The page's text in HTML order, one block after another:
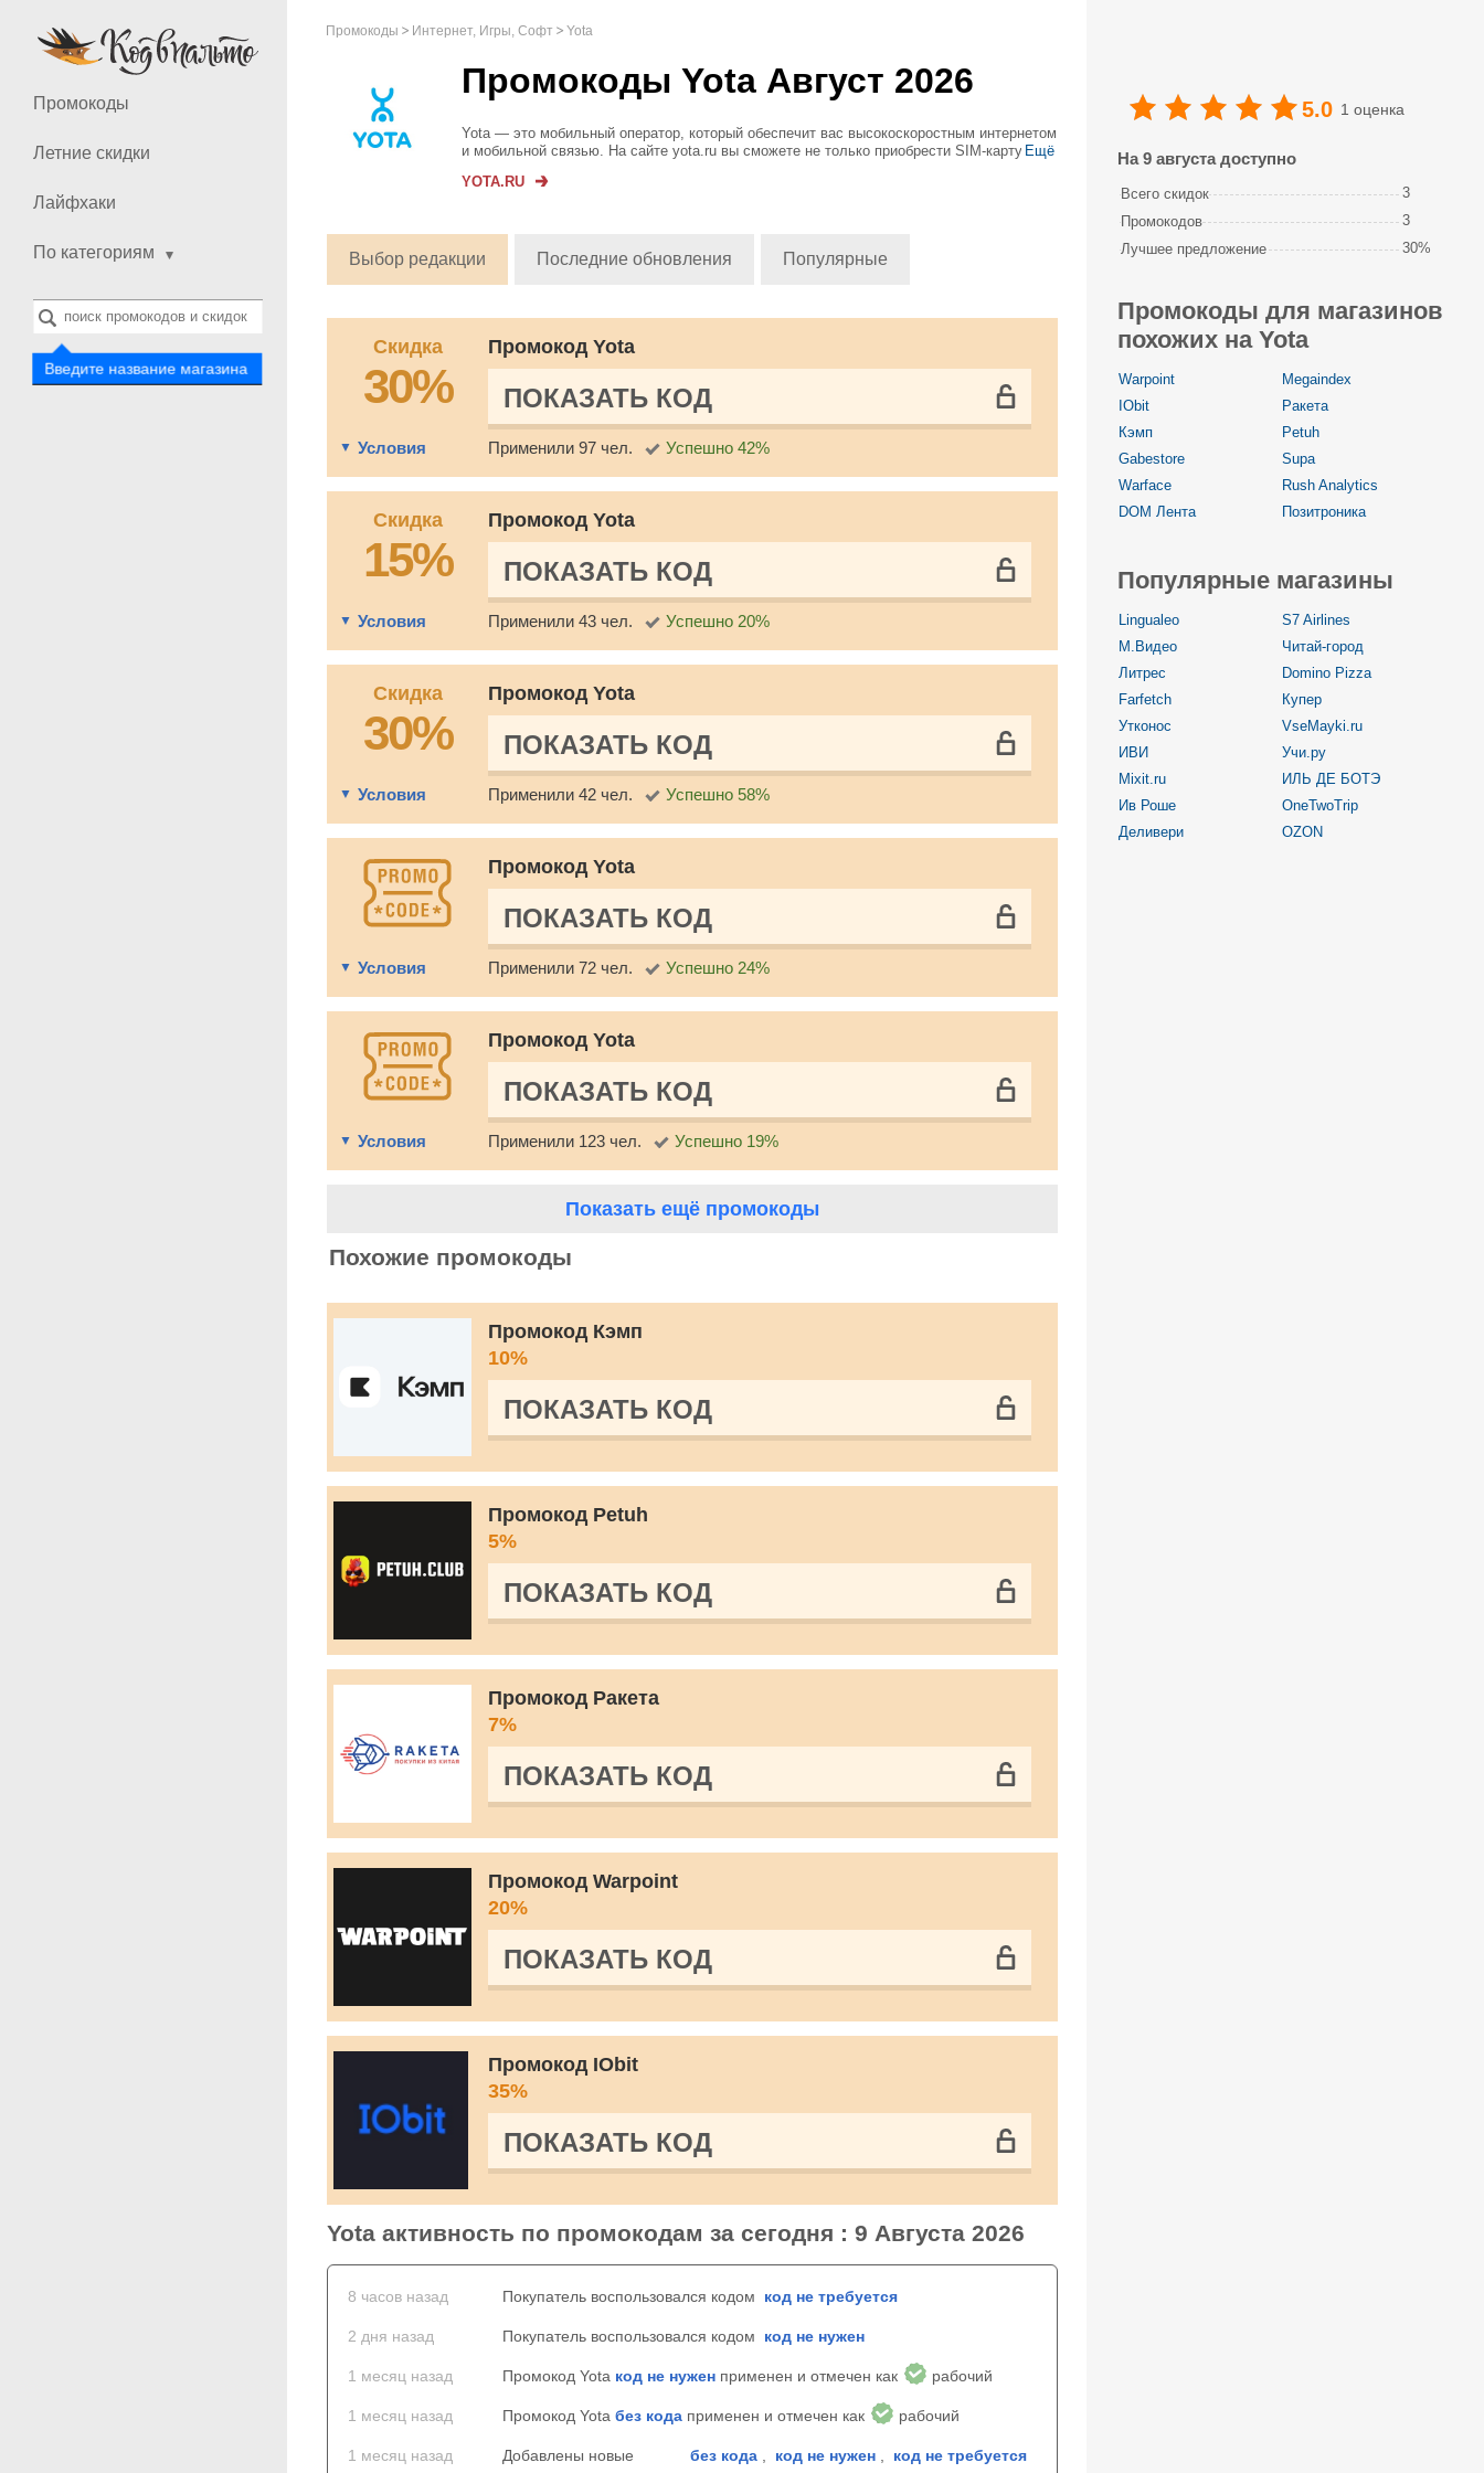
Промокоды
Летние скидки
Лайфхаки
По категориям
Введите название магазина
Промокоды Интернет, Игры, Софт Yota
Промокоды Yota Август 2026
Yota — это мобильный оператор, который обеспечит вас высокоскоростным интернетом
и мобильной связью. На сайте yota.ru вы сможете не только приобрести SIM-карту, но
У...
Ещё
YOTA.RU
Выбор редакции Последние обновления Популярные
Скидка
30%
Промокод Yota
ПОКАЗАТЬ КОД
Условия Применили 97 чел. Успешно 42%
Скидка
15%
Промокод Yota
ПОКАЗАТЬ КОД
Условия Применили 43 чел. Успешно 20%
Скидка
30%
Промокод Yota
ПОКАЗАТЬ КОД
Условия Применили 42 чел. Успешно 58%
Промокод Yota
ПОКАЗАТЬ КОД
Условия Применили 72 чел. Успешно 24%
Промокод Yota
ПОКАЗАТЬ КОД
Условия Применили 123 чел. Успешно 19%
Показать ещё промокоды
Похожие промокоды
Промокод Кэмп
10%
ПОКАЗАТЬ КОД
Промокод Petuh
5%
ПОКАЗАТЬ КОД
Промокод Ракета
7%
ПОКАЗАТЬ КОД
Промокод Warpoint
20%
ПОКАЗАТЬ КОД
Промокод IObit
35%
ПОКАЗАТЬ КОД
Yota активность по промокодам за сегодня : 9 Августа 2026
8 часов назад Покупатель воспользовался кодом код не требуется
2 дня назад Покупатель воспользовался кодом код не нужен
1 месяц назад Промокод Yota код не нужен применен и отмечен как рабочий
1 месяц назад Промокод Yota без кода применен и отмечен как рабочий
1 месяц назад
Добавлены новые
без кода, код не нужен, код не требуется
5.0 1 оценка
На 9 августа доступно
Всего скидок
3
Промокодов
3
Лучшее предложение
30%
Промокоды для магазинов
похожих на Yota
Warpoint
Megaindex
IObit
Ракета
Кэмп
Petuh
Gabestore
Supa
Warface
Rush Analytics
DOM Лента
Позитроника
Популярные магазины
Lingualeo
S7 Airlines
М.Видео
Читай-город
Литрес
Domino Pizza
Farfetch
Купер
Утконос
VseMayki.ru
ИВИ
Учи.ру
Mixit.ru
ИЛЬ ДЕ БОТЭ
Ив Роше
OneTwoTrip
Деливери
OZON